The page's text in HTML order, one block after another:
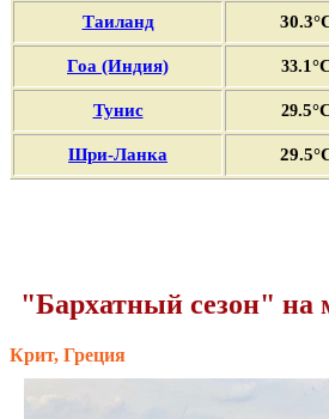
Таиланд
Гоа (Индия) 33
Тунис 29
Шри-Ланка
"Бархатный сезон" на
Крит, Греция